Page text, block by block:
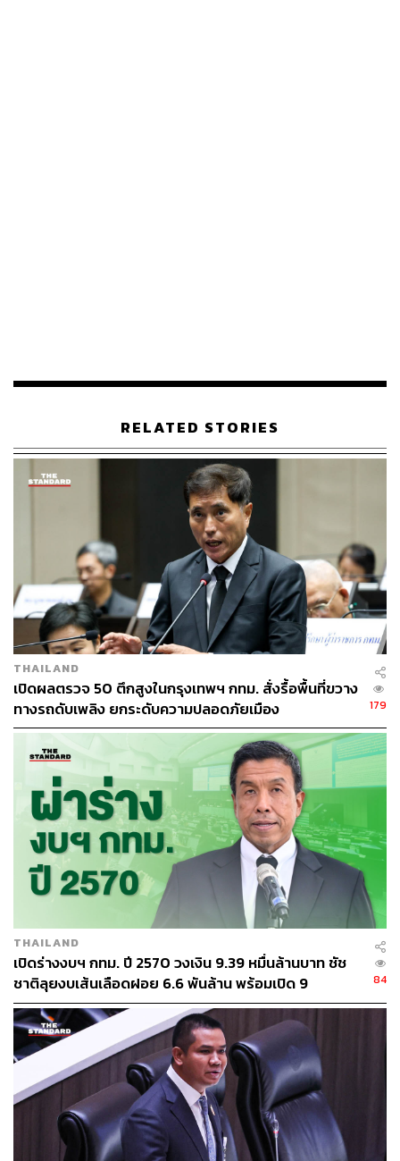
พัฒนาให้เป็นระบบปิด 100% ไม่ให้มีกลิ่นรบกวน รวมถึง
ป้องกันน้ำเสียและสิ่งปฏิกูลรั่วไหลออกมา ขณะที่การขนส่ง
ขยะ ซึ่งบางครั้งมีน้ำเสียหยดตามริมถนน ก็ต้องปรับปรุงให้
เป็นระบบปิดเช่นกัน ไม่ว่าจะเป็นสถานที่กำจัดขยะหรือรถขยะ
รวมถึงการนำเทคโนโลยีใหม่ ๆ เข้ามาใช้ เช่น การนำขยะ
อนุชา กล่าวต่อว่า สิ่งที่ต้องให้ความสำคัญเป็นอันดับต้น ๆ คือ
ประชาชนที่อาศัยอยู่บริเวณโรงกำจัดขยะ แม้งบประมาณ
ของ กทม. จะมีข้อจำกัด แต่คุณภาพชีวิตของประชาชนเป็น
เรื่องสำคัญ ส่วนรถขยะก็ต้องพิจารณาเส้นทางและรูปแบบ
การขนส่งให้มีระยะทางสั้นที่สุด พร้อมเพิ่มบุคลากรในการจัด
เก็บ และเพิ่มความถี่ในการเก็บขยะ ไม่ใช่เพียงสัปดาห์ละหนึ่ง
ครั้ง
ดังนั้น ต้องช่วยกันแก้ปัญหาตั้งแต่ต้นทาง ทั้งการรณรงค์แยก
ขยะ การจัดการขยะพลาสติกและขยะรีไซเคิล รวมถึงการ
กำหนดวันจัดเก็บที่ชัดเจน และสร้างความเข้าใจให้ประชาชน
เห็นภาพร่วมกัน
“เราอาจบริหารจัดการได้ไม่ทั้งหมด เพราะแนวนโยบายบาง
ส่วนต้องมาจากภาครัฐส่วนกลางหรือภาคเอกชน แต่สุดท้าย
แล้วขยะมูลฝอยต้องได้รับการกำจัดอย่างเหมาะสม ปัญหานี้
ไม่มีทางหมดไปโดยสิ้นเชิง เราต้องอยู่กับความเป็นจริงและ
สร้างแรงจูงใจให้ประชาชนแยกขยะ เพื่อให้เห็นว่าการแยก
ขยะช่วยยกระดับคุณภาพชีวิต และทำให้กรุงเทพฯ เป็นเมืองที่
สะอาดขึ้นโดยเร็วที่สุด
หลายเรื่องสามารถดำเนินการได้ทันที เช่น การบำบัดขยะเพื่อ
นำไปทำปุ๋ย แต่ต้องมีการวัดค่ามาตรฐานทางวิทยาศาสตร์
อย่างชัดเจน ว่าประชาชนยอมรับได้ในระดับใด ไม่ใช่วัดจาก
ความรู้สึกเพียงอย่างเดียว ต้องนำเทคโนโลยีมาใช้กำหนด
มาตรฐานว่า ปริมาณเท่าใดจึงเป็นระดับที่ชุมชนยอมรับได้”
เมื่อถามว่า ปัญหาน้ำท่วม กทม. จะมีแนวทางแก้ไขอย่างไร
RELATED STORIES
THAILAND
เปิดผลตรวจ 50 ตึกสูงในกรุงเทพฯ กทม. สั่งรื้อพื้นที่ขวาง
ทางรถดับเพลิง ยกระดับความปลอดภัยเมือง
179
THAILAND
เปิดร่างงบฯ กทม. ปี 2570 วงเงิน 9.39 หมื่นล้านบาท ชัช
ชาติลุยงบเส้นเลือดฝอย 6.6 พันล้าน พร้อมเปิด 9
ยุทธศาสตร์พัฒนาเมือง
84